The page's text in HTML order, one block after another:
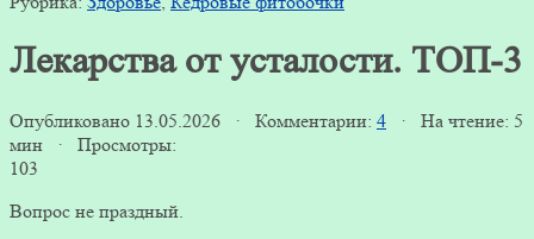
Лекарства от усталости. ТОП-3
Опубликовано 13.05.2026 · Комментарии: 4 · На чтение: 5
мин · Просмотры:
103
Вопрос не праздный.